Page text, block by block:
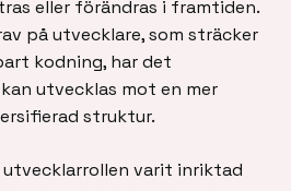
eller förändras i framtiden.
på utvecklare, som sträcker
kodning, har det
utvecklas mot en mer
struktur.
varit inriktad